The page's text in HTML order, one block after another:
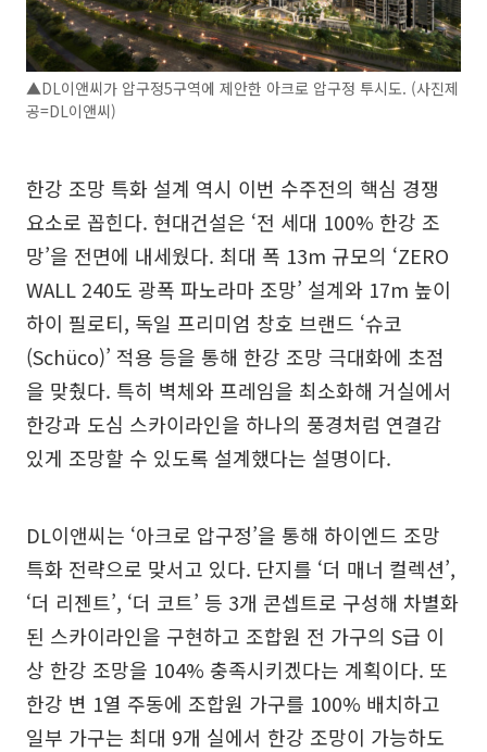
▲DL이앤씨가 압구정5구역에 제안한 아크로 압구정 투시도. (사진제
공=DL이앤씨)
한강 조망 특화 설계 역시 이번 수주전의 핵심 경쟁
요소로 꼽힌다. 현대건설은 ‘전 세대 100% 한강 조
망’을 전면에 내세웠다. 최대 폭 13m 규모의 ‘ZERO
WALL 240도 광폭 파노라마 조망’ 설계와 17m 높이
하이 필로티, 독일 프리미엄 창호 브랜드 ‘슈코
(Schüco)’ 적용 등을 통해 한강 조망 극대화에 초점
을 맞췄다. 특히 벽체와 프레임을 최소화해 거실에서
한강과 도심 스카이라인을 하나의 풍경처럼 연결감
있게 조망할 수 있도록 설계했다는 설명이다.
DL이앤씨는 ‘아크로 압구정’을 통해 하이엔드 조망
특화 전략으로 맞서고 있다. 단지를 ‘더 매너 컬렉션’,
‘더 리젠트’, ‘더 코트’ 등 3개 콘셉트로 구성해 차별화
된 스카이라인을 구현하고 조합원 전 가구의 S급 이
상 한강 조망을 104% 충족시키겠다는 계획이다. 또
한강 변 1열 주동에 조합원 가구를 100% 배치하고
일부 가구는 최대 9개 실에서 한강 조망이 가능하도